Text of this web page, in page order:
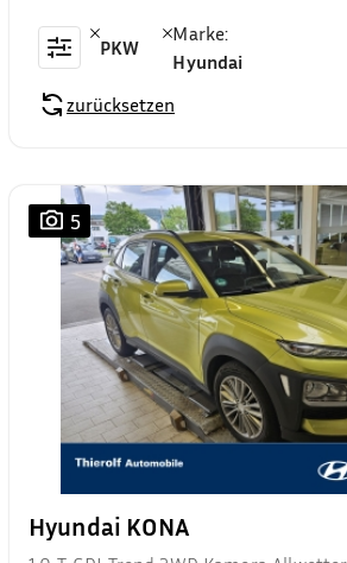
PKW
Marke:
Hyundai
zurücksetzen
5
Hyundai KONA